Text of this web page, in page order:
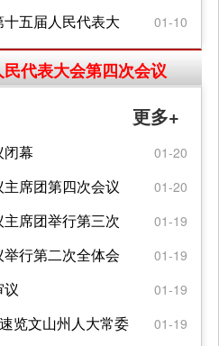
地方财政预算的决
2024年地方财政
地方财政预算的决
五届人民代表大
州2024年国民经济
与2025年国民经
01-10
代表大会第四次会议
更多+
幕 01-20
席团第四次会议
01-20
席团举行第三次
01-19
行第二次全体会
01-19
议 01-19
览文山州人大常委
01-19